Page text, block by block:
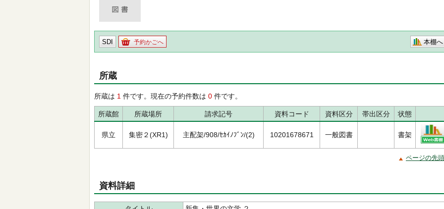
SDI 予約かごへ 本棚へ
所蔵
所蔵は 1 件です。現在の予約件数は 0 件です。
所蔵館 所蔵場所 請求記号 資料コード 資料区分 帯出区分 状態
県立 集密２(XR1) 主配架/908/ｾｶｲﾉﾌﾞﾝ/(2) 10201678671 一般図書 書架
ページの先
資料詳細